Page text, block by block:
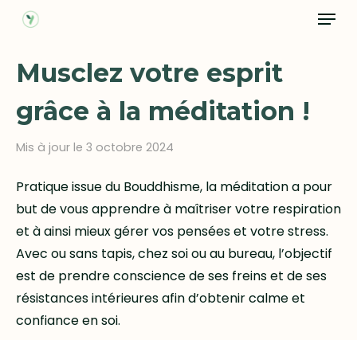
Skip
content
Menu
Musclez votre esprit
grâce à la méditation !
Mis à jour le 3 octobre 2024
Pratique issue du Bouddhisme, la méditation a pour
but de vous apprendre à maîtriser votre respiration
et à ainsi mieux gérer vos pensées et votre stress.
Avec ou sans tapis, chez soi ou au bureau, l’objectif
est de prendre conscience de ses freins et de ses
résistances intérieures afin d’obtenir calme et
confiance en soi.